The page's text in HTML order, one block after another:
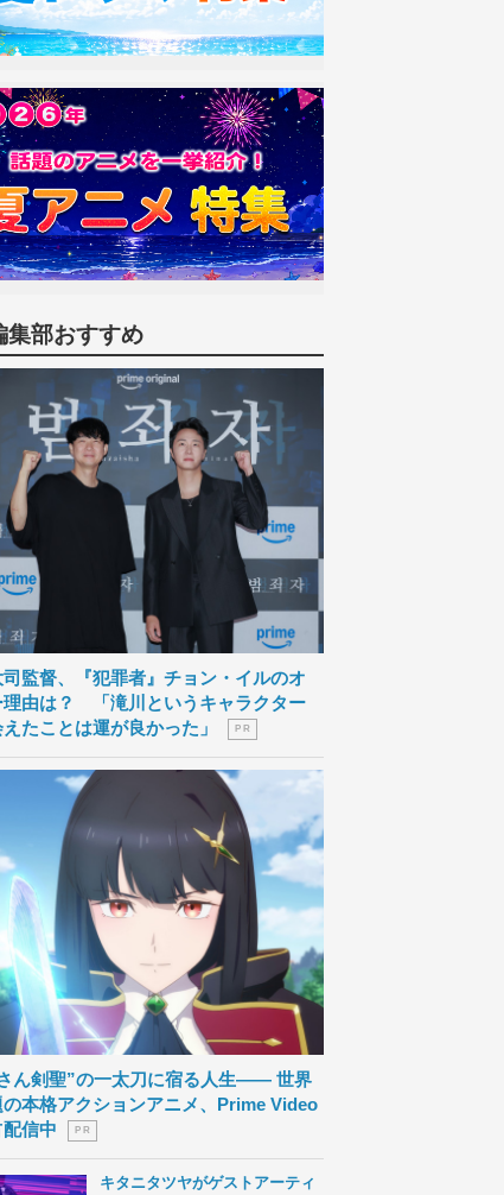
集部おすすめ
監督、『犯罪者』チョン・イルのオ
理由は？ 「滝川というキャラクター
たことは運が良かった」
P R
ん剣聖”の一太刀に宿る人生―― 世界
本格アクションアニメ、Prime Video
信中
P R
キタニタツヤがゲストアーティ